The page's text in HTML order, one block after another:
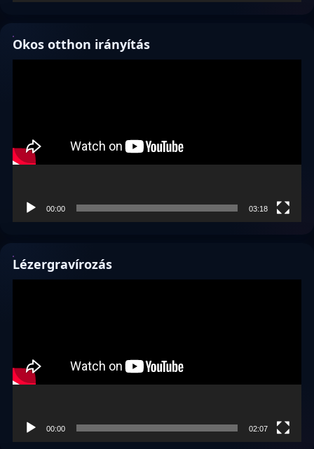
Okos otthon irányítás
00:00 03:18
Lézergravírozás
00:00 02:07